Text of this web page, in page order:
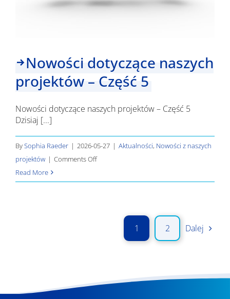
Nowości dotyczące naszych
projektów – Część 5
Nowości dotyczące naszych projektów – Część 5
Dzisiaj [...]
BySophia Raeder | 2026-05-27 | Aktualności, Nowości z naszych
projektów | Comments Offon
dotyczące
Read More
1 2 Dalej